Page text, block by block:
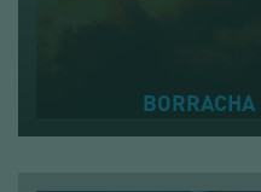
BORRACHA